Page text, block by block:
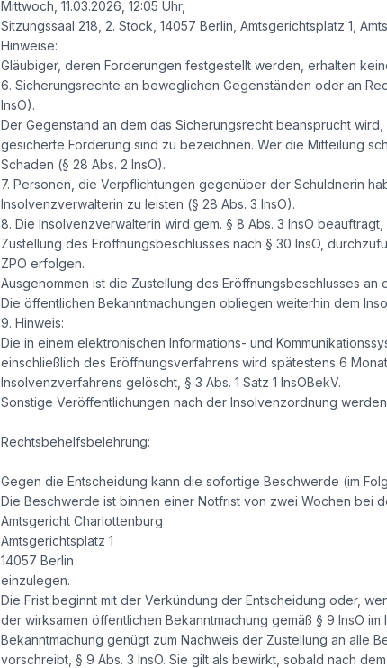
Mittwoch, 11.03.2026, 12:05 Uhr,
Sitzungssaal 218, 2. Stock, 14057 Berlin, Amtsgerichtsplatz 1,
Hinweise:
Gläubiger, deren Forderungen festgestellt werden, erhalten
6. Sicherungsrechte an beweglichen Gegenständen oder an
InsO).
Der Gegenstand an dem das Sicherungsrecht beansprucht
gesicherte Forderung sind zu bezeichnen. Wer die Mitteilung
Schaden (§ 28 Abs. 2 InsO).
7. Personen, die Verpflichtungen gegenüber der Schuldnerin
Insolvenzverwalterin zu leisten (§ 28 Abs. 3 InsO).
8. Die Insolvenzverwalterin wird gem. § 8 Abs. 3 InsO
Zustellung des Eröffnungsbeschlusses nach § 30 InsO,
ZPO erfolgen.
Ausgenommen ist die Zustellung des Eröffnungsbeschlusses
Die öffentlichen Bekanntmachungen obliegen weiterhin dem
9. Hinweis:
Die in einem elektronischen Informations- und
einschließlich des Eröffnungsverfahrens wird spätestens 6
Insolvenzverfahrens gelöscht, § 3 Abs. 1 Satz 1 InsOBekV.
Sonstige Veröffentlichungen nach der Insolvenzordnung
Rechtsbehelfsbelehrung:
Gegen die Entscheidung kann die sofortige Beschwerde (im
Die Beschwerde ist binnen einer Notfrist von zwei Wochen bei
Amtsgericht Charlottenburg
Amtsgerichtsplatz 1
14057 Berlin
einzulegen.
Die Frist beginnt mit der Verkündung der Entscheidung oder,
der wirksamen öffentlichen Bekanntmachung gemäß § 9 InsO
Bekanntmachung genügt zum Nachweis der Zustellung an alle
vorschreibt, § 9 Abs. 3 InsO. Sie gilt als bewirkt, sobald nach